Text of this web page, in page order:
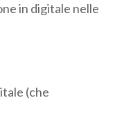
in digitale nelle
(che